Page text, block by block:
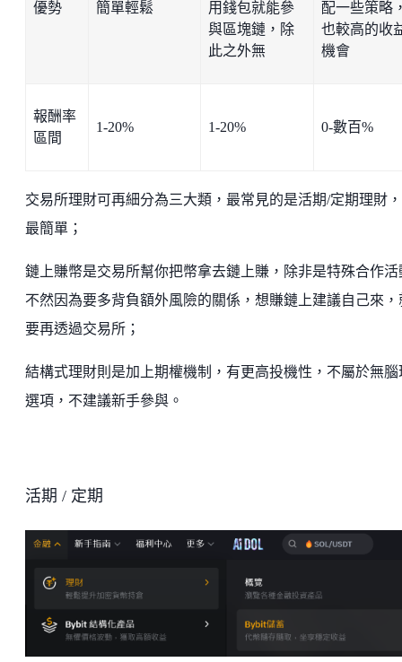
優勢 簡單輕鬆
用錢包就能參
與區塊鏈，除
此之外無
配一些策略
也較高的收
機會
報酬率
區間
1-20% 1-20% 0-數百%
交易所理財可再細分為三大類，最常見的是活期/定期理財
最簡單；
鏈上賺幣是交易所幫你把幣拿去鏈上賺，除非是特殊合作活
不然因為要多背負額外風險的關係，想賺鏈上建議自己來，
要再透過交易所；
結構式理財則是加上期權機制，有更高投機性，不屬於無腦
選項，不建議新手參與。
活期 / 定期